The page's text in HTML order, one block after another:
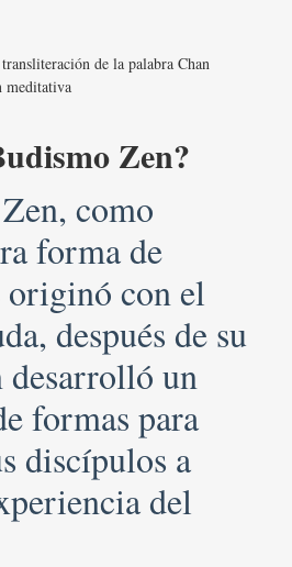
de la palabra Chan
meditativa
Zen?
como
forma de
originó con el
después de su
un
formas para
discípulos a
del